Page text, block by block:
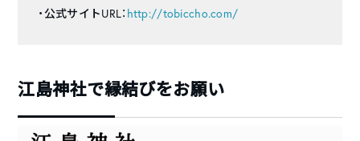
・公式サイトURL： http://tobiccho.com/
江島神社で縁結びをお願い